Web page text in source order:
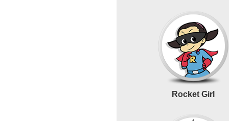
Rocket Girl